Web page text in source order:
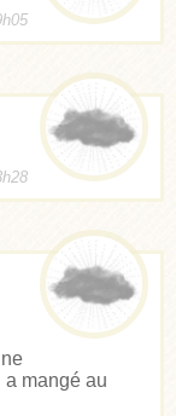
a mangé au